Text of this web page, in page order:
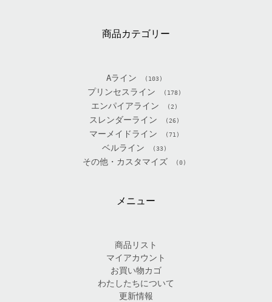
商品カテゴリー
Aライン (103)
プリンセスライン (178)
エンパイアライン (2)
スレンダーライン (26)
マーメイドライン (71)
ベルライン (33)
その他・カスタマイズ (0)
メニュー
商品リスト
マイアカウント
お買い物カゴ
わたしたちについて
更新情報